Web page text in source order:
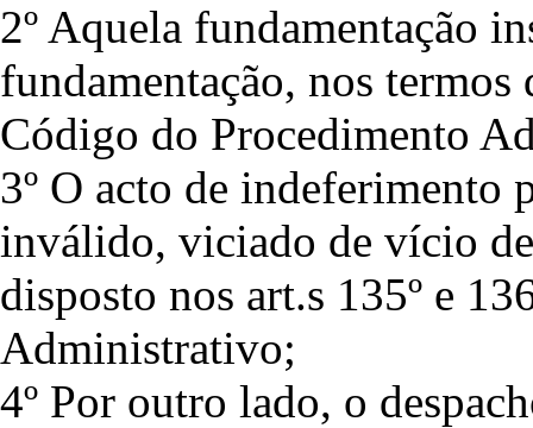
2º Aquela fundamentação
fundamentação, nos
Código do Procedimento
3º O acto de indeferimento
inválido, viciado de vício
disposto nos art.s 135º e
Administrativo;
4º Por outro lado, o